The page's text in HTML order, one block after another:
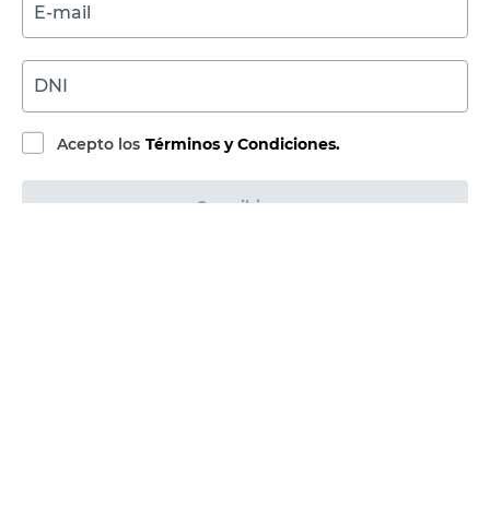
E-mail
DNI
Acepto los Términos y Condiciones.
Suscribirme